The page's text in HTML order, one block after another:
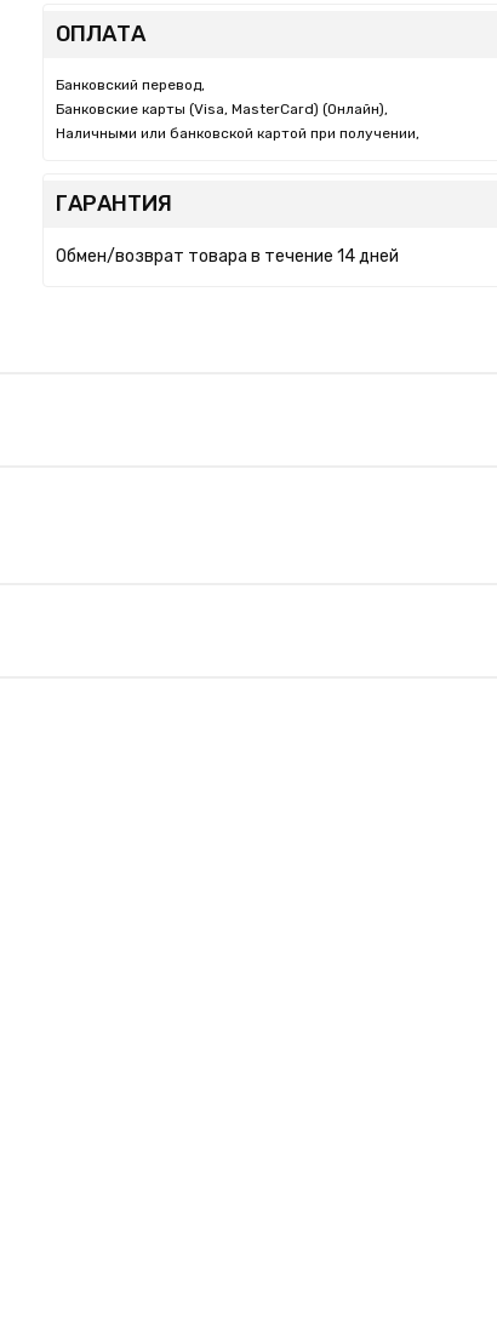
ОПЛАТА
Банковский перевод,
Банковские карты (Visa, MasterCard) (Онлайн),
Наличными или банковской картой при получении,
ГАРАНТИЯ
Обмен/возврат товара в течение 14 дней